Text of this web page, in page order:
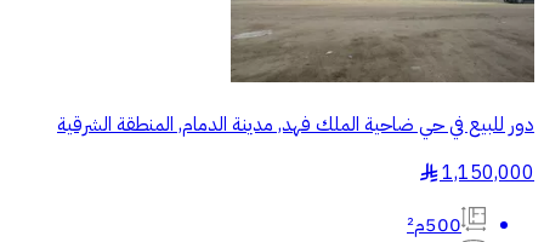
دور للبيع في حي ضاحية الملك فهد, مدينة الدمام, المنطقة الشرقية
1,150,000
§
500م²